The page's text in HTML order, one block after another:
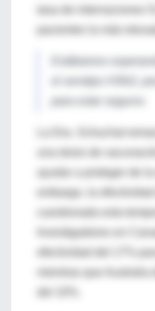
para estar seguros
ayudar a proteger de
embargo, la
cuestionada esta
Investigadores en